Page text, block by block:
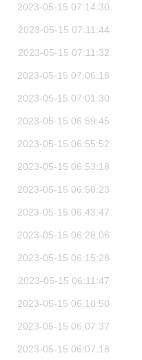
2023-05-15 07:14:30
2023-05-15 07:11:44
2023-05-15 07:11:32
2023-05-15 07:06:18
2023-05-15 07:01:30
2023-05-15 06:59:45
2023-05-15 06:55:52
2023-05-15 06:53:18
2023-05-15 06:50:23
2023-05-15 06:43:47
2023-05-15 06:28:06
2023-05-15 06:15:28
2023-05-15 06:11:47
2023-05-15 06:10:50
2023-05-15 06:07:37
2023-05-15 06:07:18